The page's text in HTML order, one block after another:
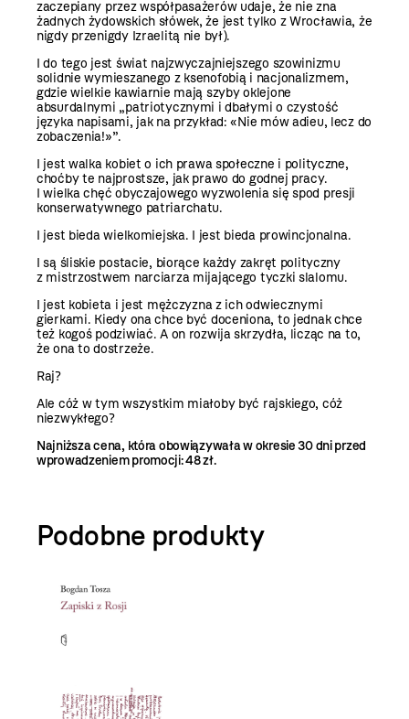
zaczepiany przez współpasażerów udaje, że nie zna
żadnych żydowskich słówek, że jest tylko z Wrocławia, że
nigdy przenigdy Izraelitą nie był).
I do tego jest świat najzwyczajniejszego szowinizmu
solidnie wymieszanego z ksenofobią i nacjonalizmem,
gdzie wielkie kawiarnie mają szyby oklejone
absurdalnymi „patriotycznymi i dbałymi o czystość
języka napisami, jak na przykład: «Nie mów adieu, lecz do
zobaczenia!»”.
I jest walka kobiet o ich prawa społeczne i polityczne,
choćby te najprostsze, jak prawo do godnej pracy.
I wielka chęć obyczajowego wyzwolenia się spod presji
konserwatywnego patriarchatu.
I jest bieda wielkomiejska. I jest bieda prowincjonalna.
I są śliskie postacie, biorące każdy zakręt polityczny
z mistrzostwem narciarza mijającego tyczki slalomu.
I jest kobieta i jest mężczyzna z ich odwiecznymi
gierkami. Kiedy ona chce być doceniona, to jednak chce
też kogoś podziwiać. A on rozwija skrzydła, licząc na to,
że ona to dostrzeże.
Raj?
Ale cóż w tym wszystkim miałoby być rajskiego, cóż
niezwykłego?
Najniższa cena, która obowiązywała w okresie 30 dni przed
wprowadzeniem promocji: 48 zł.
Podobne produkty